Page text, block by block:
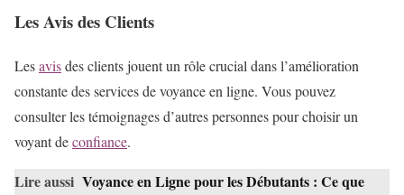
Les Avis des Clients
Lesavisdes clients jouent un rôle crucial dans l’amélioration
constante des services de voyance en ligne. Vous pouvez
consulter les témoignages d’autres personnes pour choisir un
voyant deconfiance.
Lire aussi Voyance en Ligne pour les Débutants : Ce que